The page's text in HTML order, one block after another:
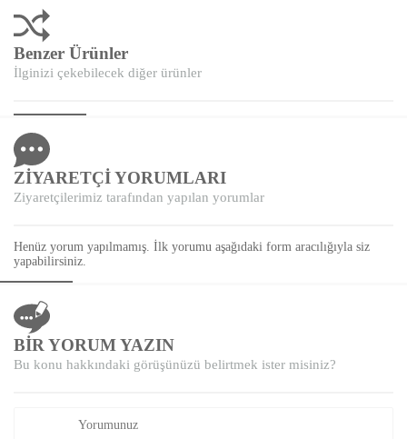
Benzer Ürünler
İlginizi çekebilecek diğer ürünler
ZİYARETÇİ YORUMLARI
Ziyaretçilerimiz tarafından yapılan yorumlar
Henüz yorum yapılmamış. İlk yorumu aşağıdaki form aracılığıyla siz
yapabilirsiniz.
BİR YORUM YAZIN
Bu konu hakkındaki görüşünüzü belirtmek ister misiniz?